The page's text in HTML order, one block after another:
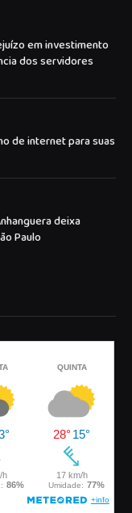
em investimento
dos servidores
de internet para suas
deixa
Paulo